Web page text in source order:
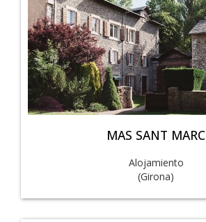
MAS SANT MARC
Alojamiento
(Girona)